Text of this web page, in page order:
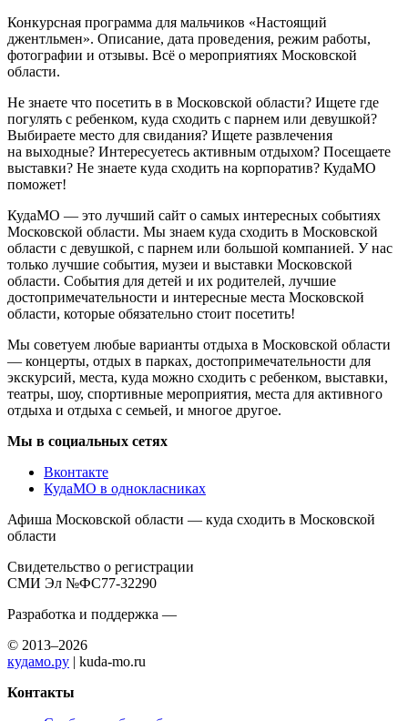
Конкурсная программа для мальчиков «Настоящий
джентльмен». Описание, дата проведения, режим работы,
фотографии и отзывы. Всё о мероприятиях Московской
области.
Не знаете что посетить в в Московской области? Ищете где
погулять с ребенком, куда сходить с парнем или девушкой?
Выбираете место для свидания? Ищете развлечения
на выходные? Интересуетесь активным отдыхом? Посещаете
выставки? Не знаете куда сходить на корпоратив? КудаМО
поможет!
КудаМО — это лучший сайт о самых интересных событиях
Московской области. Мы знаем куда сходить в Московской
области с девушкой, с парнем или большой компанией. У нас
только лучшие события, музеи и выставки Московской
области. События для детей и их родителей, лучшие
достопримечательности и интересные места Московской
области, которые обязательно стоит посетить!
Мы советуем любые варианты отдыха в Московской области
— концерты, отдых в парках, достопримечательности для
экскурсий, места, куда можно сходить с ребенком, выставки,
театры, шоу, спортивные мероприятия, места для активного
отдыха и отдыха с семьей, и многое другое.
Мы в социальных сетях
Вконтакте
КудаМО в однокласниках
Афиша Московской области — куда сходить в Московской
области
Свидетельство о регистрации
СМИ Эл №ФС77-32290
Разработка и поддержка —
© 2013–2026
кудамо.ру | kuda-mo.ru
Контакты